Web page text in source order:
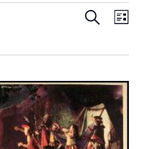
Suche
und
SUCHE